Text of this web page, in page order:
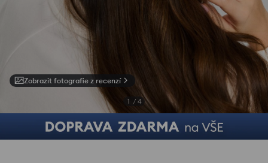
Zobrazit fotografie z recenzí
1 / 4